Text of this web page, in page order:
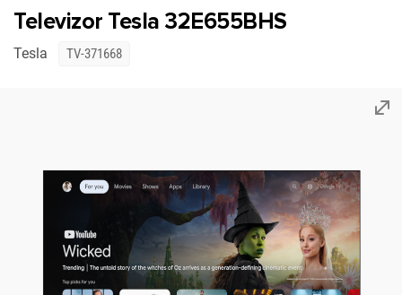
Televizor Tesla 32E655BHS
Tesla TV-371668